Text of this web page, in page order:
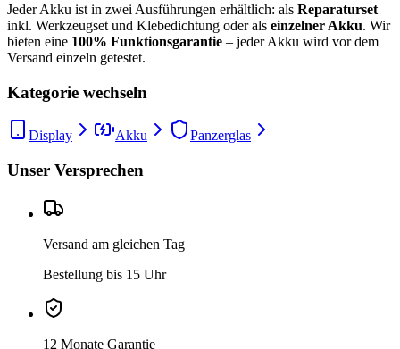
Jeder Akku ist in zwei Ausführungen erhältlich: als Reparaturset
inkl. Werkzeugset und Klebedichtung oder als einzelner Akku. Wir
bieten eine 100% Funktionsgarantie – jeder Akku wird vor dem
Versand einzeln getestet.
Kategorie wechseln
Display Akku Panzerglas
Unser Versprechen
Versand am gleichen Tag
Bestellung bis 15 Uhr
12 Monate Garantie